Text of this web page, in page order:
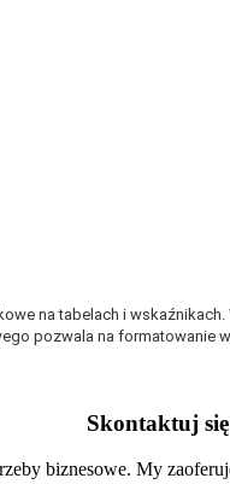
na tabelach i
pozwala na formatowanie
Skontaktuj
biznesowe. My